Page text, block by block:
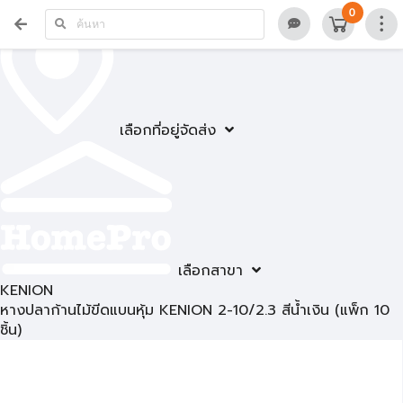
เลือกที่อยู่จัดส่ง
เลือกสาขา
0
KENION
หางปลาก้านไม้ขีดแบนหุ้ม KENION 2-10/2.3 สีน้ำเงิน (แพ็ก 10
ชิ้น)